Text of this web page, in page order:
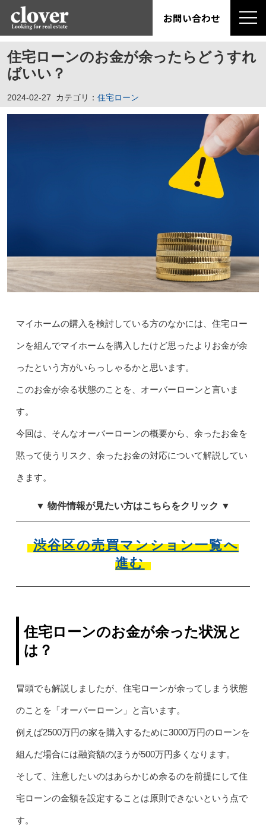
お問い合わせ
住宅ローンのお金が余ったらどうすれ
ばいい？
2024-02-27 カテゴリ： 住宅ローン
マイホームの購入を検討している方のなかには、住宅ロー
ンを組んでマイホームを購入したけど思ったよりお金が余
ったという方がいらっしゃるかと思います。
このお金が余る状態のことを、オーバーローンと言いま
す。
今回は、そんなオーバーローンの概要から、余ったお金を
黙って使うリスク、余ったお金の対応について解説してい
きます。
▼ 物件情報が見たい方はこちらをクリック ▼
渋谷区の売買マンション一覧へ
進む
住宅ローンのお金が余った状況と
は？
冒頭でも解説しましたが、住宅ローンが余ってしまう状態
のことを「オーバーローン」と言います。
例えば2500万円の家を購入するために3000万円のローンを
組んだ場合には融資額のほうが500万円多くなります。
そして、注意したいのはあらかじめ余るのを前提にして住
宅ローンの金額を設定することは原則できないという点で
す。